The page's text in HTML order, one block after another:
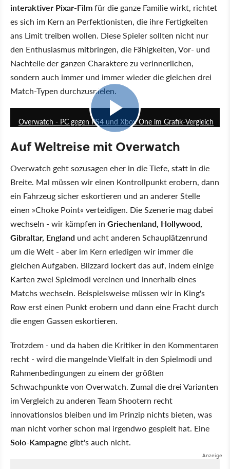
interaktiver Pixar-Filmfür die ganze Familie wirkt, richtet
es sich im Kern an Perfektionisten, die ihre Fertigkeiten
ans Limit treiben wollen. Diese Spieler sollten nicht nur
den Enthusiasmus mitbringen, die Fähigkeiten, Vor- und
Nachteile der ganzen Charaktere zu verinnerlichen,
sondern auch immer und immer wieder die gleichen drei
Match-Typen durchzuspielen.
Overwatch - PC gegen PS4 und Xbox One im Grafik-Vergleich
Auf Weltreise mit Overwatch
Overwatch geht sozusagen eher in die Tiefe, statt in die
Breite. Mal müssen wir einen Kontrollpunkt erobern, dann
ein Fahrzeug sicher eskortieren und an anderer Stelle
einen »Choke Point« verteidigen. Die Szenerie mag dabei
wechseln - wir kämpfen in Griechenland, Hollywood,
Gibraltar, England und acht anderen Schauplätzenrund
um die Welt - aber im Kern erledigen wir immer die
gleichen Aufgaben. Blizzard lockert das auf, indem einige
Karten zwei Spielmodi vereinen und innerhalb eines
Matchs wechseln. Beispielsweise müssen wir in King's
Row erst einen Punkt erobern und dann eine Fracht durch
die engen Gassen eskortieren.
Trotzdem - und da haben die Kritiker in den Kommentaren
recht - wird die mangelnde Vielfalt in den Spielmodi und
Rahmenbedingungen zu einem der größten
Schwachpunkte von Overwatch. Zumal die drei Varianten
im Vergleich zu anderen Team Shootern recht
innovationslos bleiben und im Prinzip nichts bieten, was
man nicht vorher schon mal irgendwo gespielt hat. Eine
Solo-Kampagne gibt's auch nicht.